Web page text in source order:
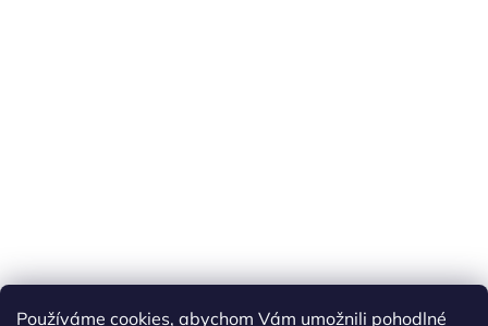
Používáme cookies, abychom Vám umožnili pohodlné